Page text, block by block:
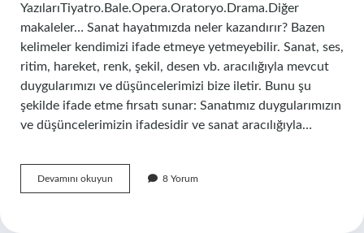
YazılarıTiyatro.Bale.Opera.Oratoryo.Drama.Diğer
makaleler… Sanat hayatımızda neler kazandırır? Bazen
kelimeler kendimizi ifade etmeye yetmeyebilir. Sanat, ses,
ritim, hareket, renk, şekil, desen vb. aracılığıyla mevcut
duygularımızı ve düşüncelerimizi bize iletir. Bunu şu
şekilde ifade etme fırsatı sunar: Sanatımız duygularımızın
ve düşüncelerimizin ifadesidir ve sanat aracılığıyla…
Devamını okuyun
Etkinlikleri
8 Yorum